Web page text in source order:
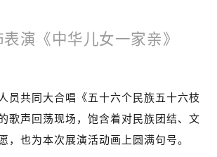
演《中华儿女一家亲》
员共同大合唱《五十六个民族五十六枝
歌声回荡现场，饱含着对民族团结、文
，也为本次展演活动画上圆满句号。